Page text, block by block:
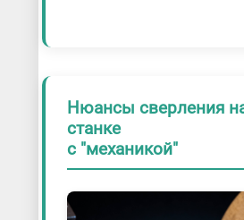
Нюансы сверления
станке
с "механикой"